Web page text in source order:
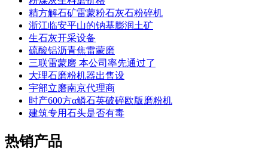
精方解石矿雷蒙粉石灰石粉碎机
浙江临安平山的钠基膨润土矿
生石灰开采设备
硫酸铝沥青焦雷蒙磨
三联雷蒙磨 本公司率先通过了
大理石磨粉机器出售设
宇部立磨南京代理商
时产600方α鳞石英破碎欧版磨粉机
建筑专用石头是否有毒
热销产品